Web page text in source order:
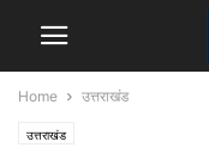
Home उत्तराखंड
उत्तराखंड